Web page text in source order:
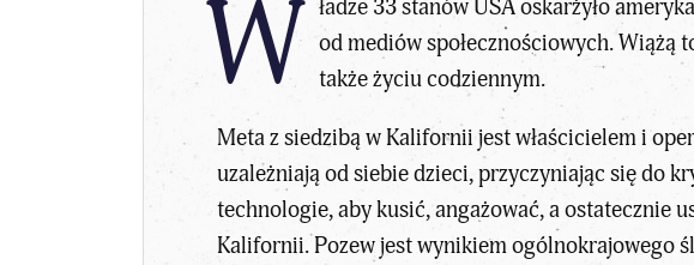
W ładze 33 stanów USA oskarżyło
od mediów społecznościowych. Wiążą
także życiu codziennym.
Meta z siedzibą w Kalifornii jest właścicielem i
uzależniają od siebie dzieci, przyczyniając się do
technologie, aby kusić, angażować, a ostatecznie
Kalifornii. Pozew jest wynikiem ogólnokrajowego